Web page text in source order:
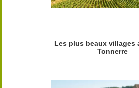
Les plus beaux villages
Tonnerre